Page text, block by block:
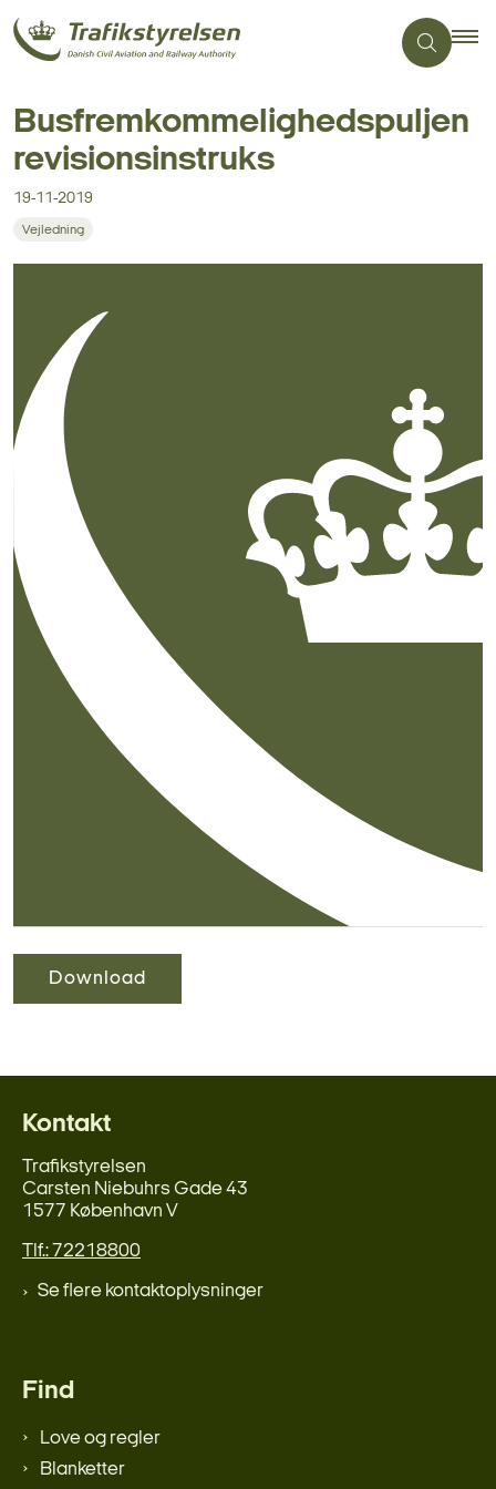
Busfremkommelighedspuljen
revisionsinstruks
19-11-2019
Vejledning
Download
Kontakt
Trafikstyrelsen
Carsten Niebuhrs Gade 43
1577 København V
Tlf.: 72218800
Se flere kontaktoplysninger
Find
Love og regler
Blanketter